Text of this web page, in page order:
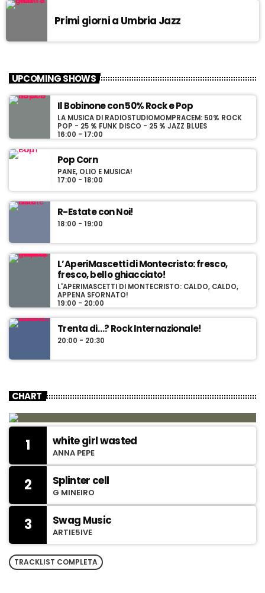
Primi giorni a Umbria Jazz
UPCOMING SHOWS
Il Bobinone con 50% Rock e Pop
LA MUSICA DI RADIOSTUDIOMOMPRACEM: 50% ROCK
POP - 25 % FUNK DISCO - 25 % JAZZ BLUES
16:00 - 17:00
Pop Corn
PANE, OLIO E MUSICA!
17:00 - 18:00
R-Estate con Noi!
18:00 - 19:00
L’AperiMascetti di Montecristo: fresco,
fresco, bello ghiacciato!
L'APERIMASCETTI DI MONTECRISTO: CALDO, CALDO,
APPENA SFORNATO!
19:00 - 20:00
Trenta di…? Rock Internazionale!
20:00 - 20:30
CHART
1 white girl wasted
ANNA PEPE
2 Splinter cell
G MINEIRO
3 Swag Music
ARTIE5IVE
TRACKLIST COMPLETA